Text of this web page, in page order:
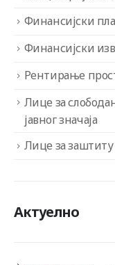
Финансијски
Финансијски
Рентирање
Лице за
јавног значаја
Лице за
Актуелно